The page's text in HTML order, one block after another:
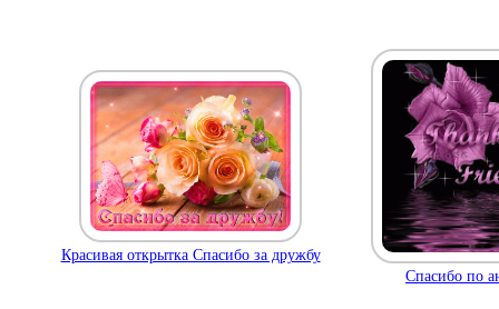
Красивая открытка Спасибо за дружбу
Спасибо по